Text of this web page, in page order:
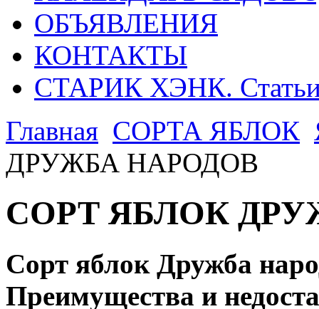
ОБЪЯВЛЕНИЯ
КОНТАКТЫ
СТАРИК ХЭНК.
Главная CОРТА ЯБЛОК
ДРУЖБА НАРОДОВ
СОРТ ЯБЛОК
Сорт яблок Дружба
Преимущества и